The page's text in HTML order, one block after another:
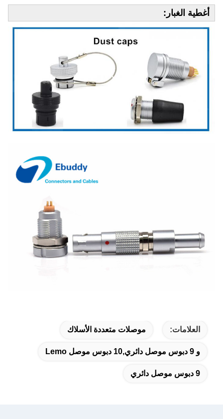
أغطية الغبار:
العلامات: موصلات متعددة الأسلاك
و 9 دبوس موصل دائري,10 دبوس موصل Lemo
9 دبوس موصل دائري